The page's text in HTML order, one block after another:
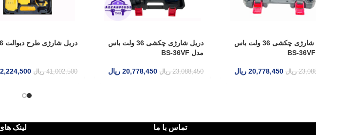
دریل شارژی چکشی 36 ولت باس
20,778,450 ریال
دریل شارژی چکشی 36 ولت باس
23,088,450 ریال 20,778,450 ریال
دریل شارژی طرح دیوالت 36 ولت
41,002,500 ریال 32,224,500 ریال
لینک های مفید